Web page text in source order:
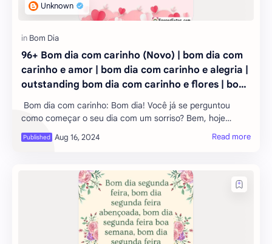
96+ Bom dia com carinho (Novo) | bom dia com
carinho e amor | bom dia com carinho e alegria |
outstanding bom dia com carinho e flores | bom
dia com carinho e beijos
Bom dia com carinho: Bom dia! Você já se perguntou
como começar o seu dia com um sorriso? Bem, hoje
falemos sobre isso com carinho. Este é o novo jeito de dar
início ao seu dia – com 96+ ma